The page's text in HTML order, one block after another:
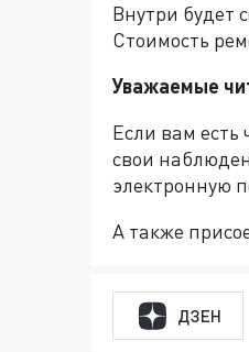
Внутри будет
Стоимость
Уважаемые
Если вам есть
свои
электронную
А также
ДЗЕН